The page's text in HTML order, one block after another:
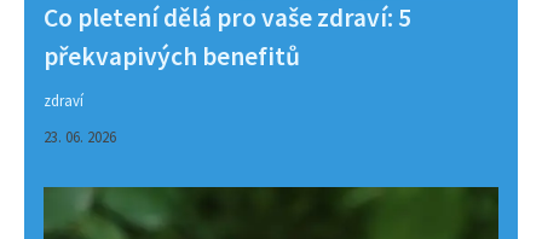
Co pletení dělá pro vaše zdraví: 5
překvapivých benefitů
zdraví
23. 06. 2026